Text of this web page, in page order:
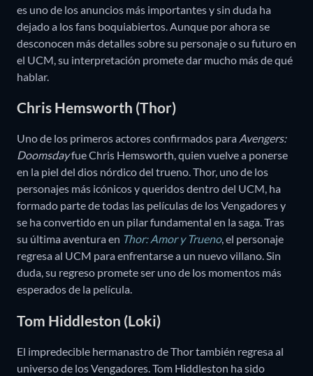
es uno de los anuncios más importantes y sin duda ha
dejado a los fans boquiabiertos. Aunque por ahora se
desconocen más detalles sobre su personaje o su futuro en
el UCM, su interpretación promete dar mucho más de qué
hablar.
Chris Hemsworth (Thor)
Uno de los primeros actores confirmados para Avengers:
Doomsdayfue Chris Hemsworth, quien vuelve a ponerse
en la piel del dios nórdico del trueno. Thor, uno de los
personajes más icónicos y queridos dentro del UCM, ha
formado parte de todas las películas de los Vengadores y
se ha convertido en un pilar fundamental en la saga. Tras
su última aventura en Thor: Amor y Trueno, el personaje
regresa al UCM para enfrentarse a un nuevo villano. Sin
duda, su regreso promete ser uno de los momentos más
esperados de la película.
Tom Hiddleston (Loki)
El impredecible hermanastro de Thor también regresa al
universo de los Vengadores. Tom Hiddleston ha sido